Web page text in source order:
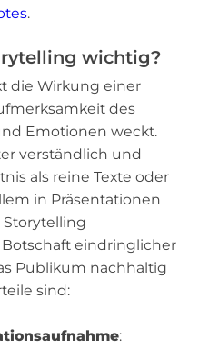
.
wichtig?
die Wirkung einer
des
Emotionen weckt.
verständlich und
als reine Texte oder
in Präsentationen
Storytelling
eindringlicher
Publikum nachhaltig
sind:
: